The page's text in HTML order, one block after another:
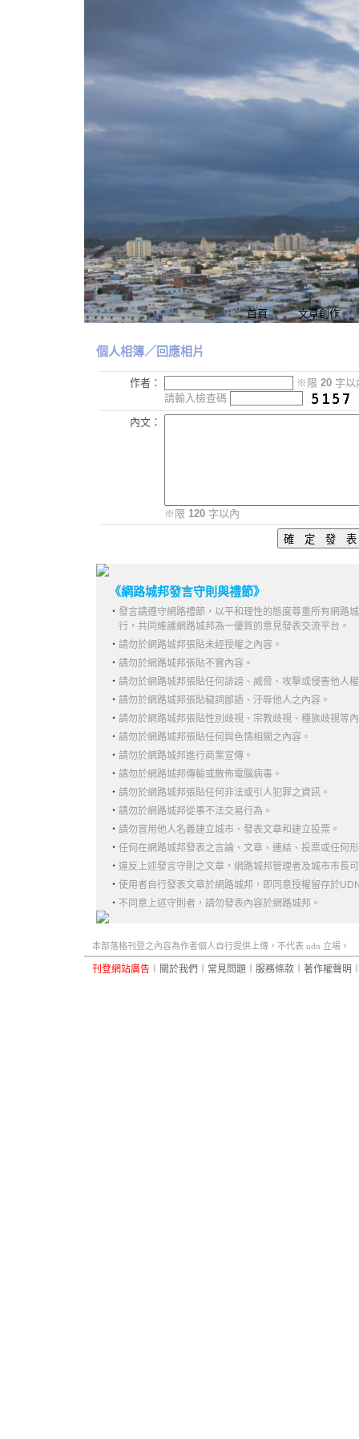
首頁 文章創作
個人相簿／回應相片
作者： ※限 20 字以
請輸入檢查碼
內文：
※限 120 字以內
《網路城邦發言守則與禮節》
‧ 發言請遵守網路禮節，以平和理性的態度尊重所有網路
行，共同維護網路城邦為一優質的意見發表交流平台。
‧ 請勿於網路城邦張貼未經授權之內容。
‧ 請勿於網路城邦張貼不實內容。
‧ 請勿於網路城邦張貼任何誹謗、威脅、攻擊或侵害他人
‧ 請勿於網路城邦張貼穢詞鄙語、汙辱他人之內容。
‧ 請勿於網路城邦張貼性別歧視、宗教歧視、種族歧視等
‧ 請勿於網路城邦張貼任何與色情相關之內容。
‧ 請勿於網路城邦進行商業宣傳。
‧ 請勿於網路城邦傳輸或散佈電腦病毒。
‧ 請勿於網路城邦張貼任何非法或引人犯罪之資訊。
‧ 請勿於網路城邦從事不法交易行為。
‧ 請勿冒用他人名義建立城市、發表文章和建立投票。
‧ 任何在網路城邦發表之言論、文章、連結、投票或任何
‧ 違反上述發言守則之文章，網路城邦管理者及城市市長
‧ 使用者自行發表文章於網路城邦，即同意授權留存於
‧ 不同意上述守則者，請勿發表內容於網路城邦。
本部落格刊登之內容為作者個人自行提供上傳，不代表 udn 立場。
刊登網站廣告 關於我們 常見問題 服務條款 著作權聲明